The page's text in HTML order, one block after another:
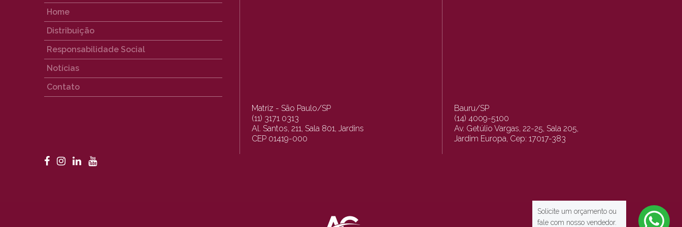
Home
Distribuição
Responsabilidade Social
Notícias
Contato
Matriz - São Paulo/SP
(11) 3171 0313
Al. Santos, 211, Sala 801, Jardins
CEP 01419-000
Bauru/SP
(14) 4009-5100
Av. Getúlio Vargas, 22-25, Sala 205,
Jardim Europa, Cep: 17017-383
Solicite um orçamento ou
fale com nosso vendedor.